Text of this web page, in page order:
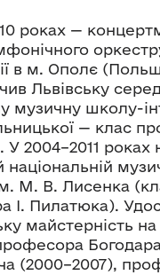
роках —
в м. Ополє
Львівську
музичну школу-
— клас
2004–2011 роках
національній
М. В. Лисенка
І. Пилатюка).
майстерність
Богодара
(2000–2007),